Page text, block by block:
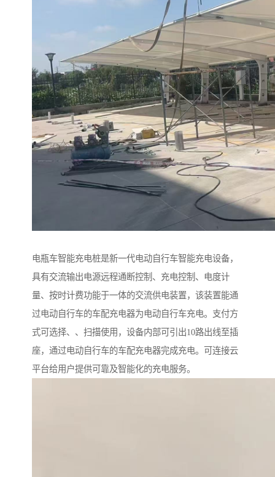
电瓶车智能充电桩是新一代电动自行车智能充电设备，
具有交流输出电源远程通断控制、充电控制、电度计
量、按时计费功能于一体的交流供电装置，该装置能通
过电动自行车的车配充电器为电动自行车充电。支付方
式可选择、、扫描使用，设备内部可引出10路出线至插
座，通过电动自行车的车配充电器完成充电。可连接云
平台给用户提供可靠及智能化的充电服务。